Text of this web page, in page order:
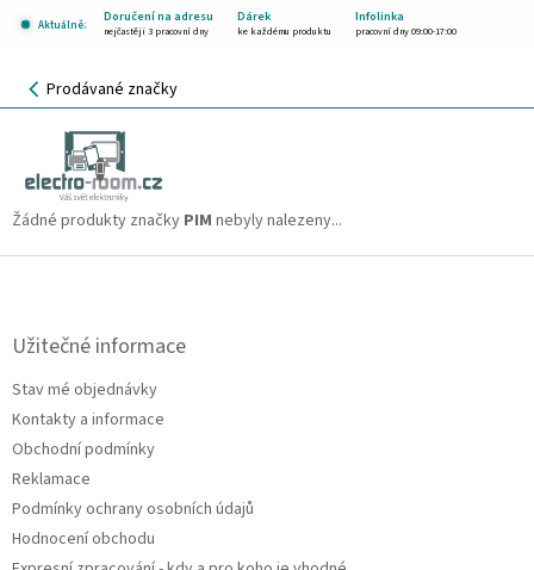
Aktuálně:
Doručení na adresu Dárek Infolinka
nejčastěji 3 pracovní dny ke každému produktu pracovní dny 09:00-17:00
NÁKUPNÍ
KOŠÍK
Prodávané značky
Žádné produkty značky PIM nebyly nalezeny...
Z
Užitečné informace
Stav mé objednávky
Kontakty a informace
Obchodní podmínky
Reklamace
Podmínky ochrany osobních údajů
Hodnocení obchodu